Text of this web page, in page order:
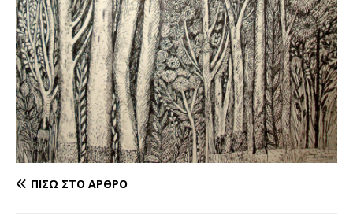
ΠΊΣΩ ΣΤΟ ΆΡΘΡΟ